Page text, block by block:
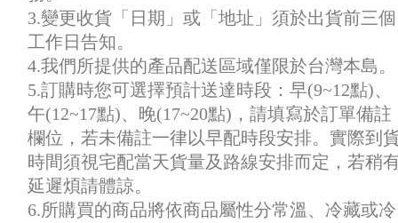
3.變更收貨「日期」或「地址」須於出貨前三個
工作日告知。
4.我們所提供的產品配送區域僅限於台灣本島。
5.訂購時您可選擇預計送達時段：早(9~12點)、
午(12~17點)、晚(17~20點)，請填寫於訂單備註
欄位，若未備註一律以早配時段安排。實際到
時間須視宅配當天貨量及路線安排而定，若稍
延遲煩請體諒。
6.所購買的商品將依商品屬性分常溫、冷藏或冷